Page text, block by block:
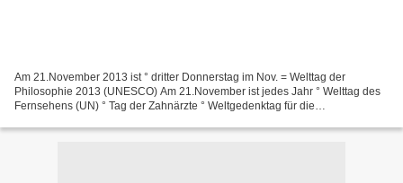
Am 21.November 2013 ist ° dritter Donnerstag im Nov. = Welttag der
Philosophie 2013 (UNESCO) Am 21.November ist jedes Jahr ° Welttag des
Fernsehens (UN) ° Tag der Zahnärzte ° Weltgedenktag für die